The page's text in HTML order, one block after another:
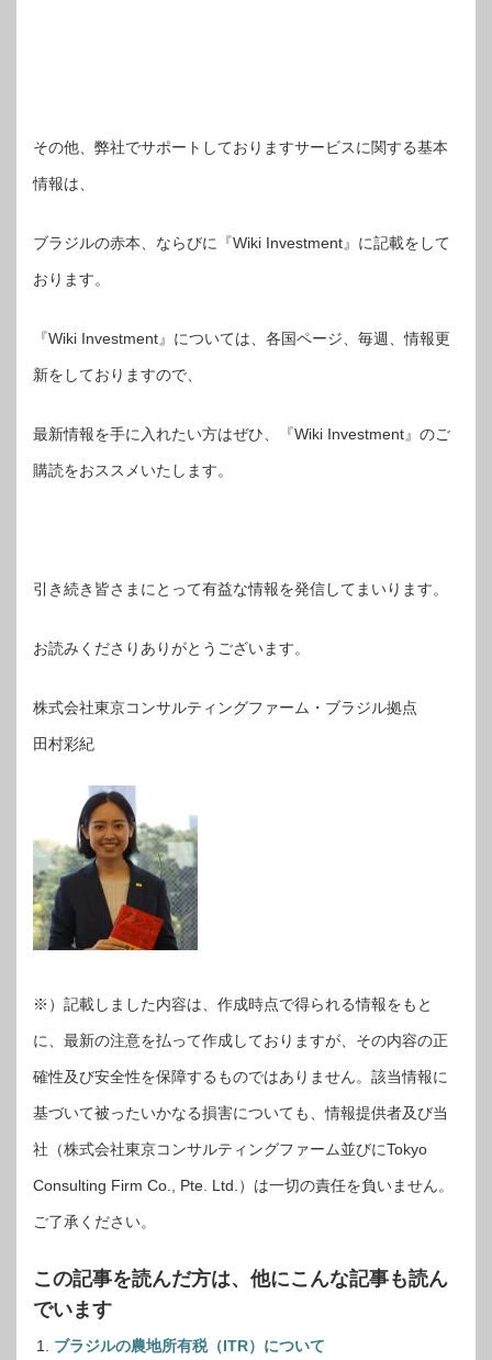
その他、弊社でサポートしておりますサービスに関する基本
情報は、
ブラジルの赤本、ならびに『Wiki Investment』に記載をして
おります。
『Wiki Investment』については、各国ページ、毎週、情報更
新をしておりますので、
最新情報を手に入れたい方はぜひ、『Wiki Investment』のご
購読をおススメいたします。
引き続き皆さまにとって有益な情報を発信してまいります。
お読みくださりありがとうございます。
株式会社東京コンサルティングファーム・ブラジル拠点
田村彩紀
※）記載しました内容は、作成時点で得られる情報をもと
に、最新の注意を払って作成しておりますが、その内容の正
確性及び安全性を保障するものではありません。該当情報に
基づいて被ったいかなる損害についても、情報提供者及び当
社（株式会社東京コンサルティングファーム並びにTokyo
Consulting Firm Co., Pte. Ltd.）は一切の責任を負いません。
ご了承ください。
この記事を読んだ方は、他にこんな記事も読ん
でいます
ブラジルの農地所有税（ITR）について